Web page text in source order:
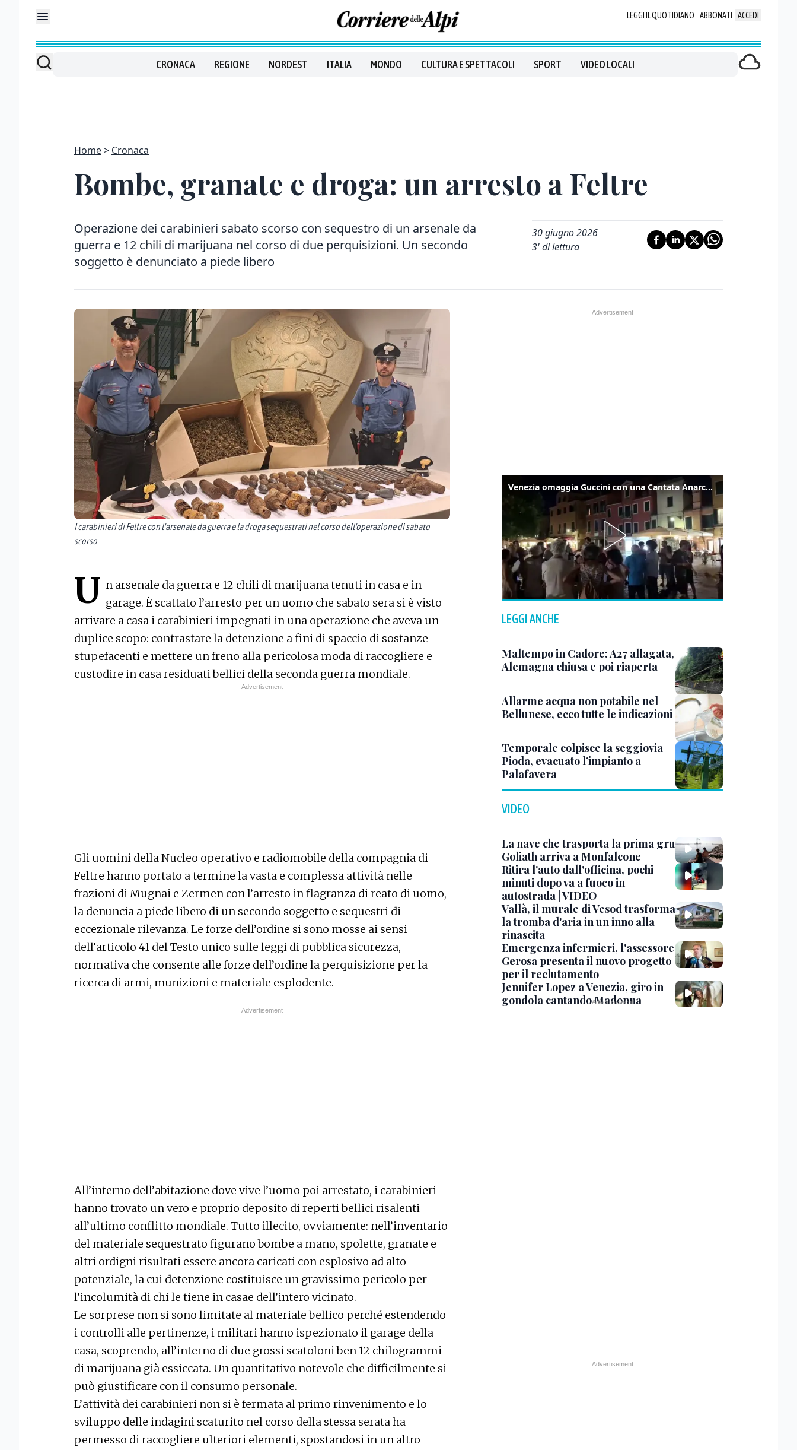
LEGGI IL QUOTIDIANO ABBONATI ACCEDI
CRONACA REGIONE NORDEST ITALIA MONDO CULTURA E SPETTACOLI SPORT VIDEO LOCALI
Home Cronaca
Bombe, granate e droga: un arresto a Feltre
Operazione dei carabinieri sabato scorso con sequestro di un arsenale da
guerra e 12 chili di marijuana nel corso di due perquisizioni. Un secondo
soggetto è denunciato a piede libero
30 giugno 2026
3' di lettura
I carabinieri di Feltre con l'arsenale da guerra e la droga sequestrati nel corso dell'operazione di sabato
scorso
U n arsenale da guerra e 12 chili di marijuana tenuti in casa e in
garage. È scattato l’arresto per un uomo che sabato sera si è visto
arrivare a casa i carabinieri impegnati in una operazione che aveva un
duplice scopo: contrastare la detenzione a fini di spaccio di sostanze
stupefacenti e mettere un freno alla pericolosa moda di raccogliere e
custodire in casa residuati bellici della seconda guerra mondiale.
Gli uomini della Nucleo operativo e radiomobile della compagnia di
Feltre hanno portato a termine la vasta e complessa attività nelle
frazioni di Mugnai e Zermen con l’arresto in flagranza di reato di uomo,
la denuncia a piede libero di un secondo soggetto e sequestri di
eccezionale rilevanza. Le forze dell’ordine si sono mosse ai sensi
dell’articolo 41 del Testo unico sulle leggi di pubblica sicurezza,
normativa che consente alle forze dell’ordine la perquisizione per la
ricerca di armi, munizioni e materiale esplodente.
All’interno dell’abitazione dove vive l’uomo poi arrestato, i carabinieri
hanno trovato un vero e proprio deposito di reperti bellici risalenti
all’ultimo conflitto mondiale. Tutto illecito, ovviamente: nell’inventario
del materiale sequestrato figurano bombe a mano, spolette, granate e
altri ordigni risultati essere ancora caricati con esplosivo ad alto
potenziale, la cui detenzione costituisce un gravissimo pericolo per
l’incolumità di chi le tiene in casae dell’intero vicinato.
Le sorprese non si sono limitate al materiale bellico perché estendendo
i controlli alle pertinenze, i militari hanno ispezionato il garage della
casa, scoprendo, all’interno di due grossi scatoloni ben 12 chilogrammi
di marijuana già essiccata. Un quantitativo notevole che difficilmente si
può giustificare con il consumo personale.
L’attività dei carabinieri non si è fermata al primo rinvenimento e lo
sviluppo delle indagini scaturito nel corso della stessa serata ha
permesso di raccogliere ulteriori elementi, spostandosi in un altro
Venezia omaggia Guccini con una Cantata Anarchica in campo Santa Margherita
LEGGI ANCHE
Maltempo in Cadore: A27 allagata,
Alemagna chiusa e poi riaperta
Allarme acqua non potabile nel
Bellunese, ecco tutte le indicazioni
Temporale colpisce la seggiovia
Pioda, evacuato l’impianto a
Palafavera
VIDEO
La nave che trasporta la prima gru
Goliath arriva a Monfalcone
Ritira l'auto dall'officina, pochi
minuti dopo va a fuoco in
autostrada | VIDEO
Vallà, il murale di Vesod trasforma
la tromba d'aria in un inno alla
rinascita
Emergenza infermieri, l'assessore
Gerosa presenta il nuovo progetto
per il reclutamento
Jennifer Lopez a Venezia, giro in
gondola cantando Madonna